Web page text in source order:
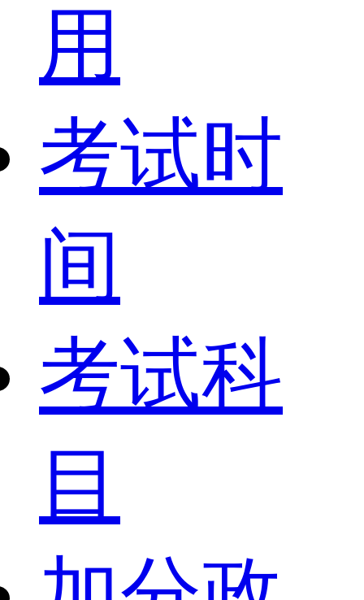
用
考试时
间
考试科
目